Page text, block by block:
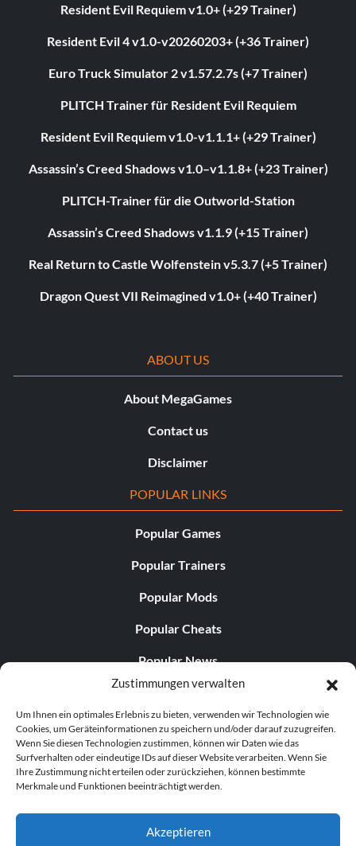
Zustimmungen verwalten
Um Ihnen ein optimales Erlebnis zu bieten, verwenden wir Technologien wie
Cookies, um Geräteinformationen zu speichern und/oder darauf zuzugreifen.
Wenn Sie diesen Technologien zustimmen, können wir Daten wie das
Surfverhalten oder eindeutige IDs auf dieser Website verarbeiten. Wenn Sie
Ihre Zustimmung nicht erteilen oder zurückziehen, können bestimmte
Merkmale und Funktionen beeinträchtigt werden.
Akzeptieren
Resident Evil Requiem v1.0+ (+29 Trainer)
Resident Evil 4 v1.0-v20260203+ (+36 Trainer)
Euro Truck Simulator 2 v1.57.2.7s (+7 Trainer)
PLITCH Trainer für Resident Evil Requiem
Resident Evil Requiem v1.0-v1.1.1+ (+29 Trainer)
Assassin’s Creed Shadows v1.0–v1.1.8+ (+23 Trainer)
PLITCH-Trainer für die Outworld-Station
Assassin’s Creed Shadows v1.1.9 (+15 Trainer)
Real Return to Castle Wolfenstein v5.3.7 (+5 Trainer)
Dragon Quest VII Reimagined v1.0+ (+40 Trainer)
ABOUT US
About MegaGames
Contact us
Disclaimer
POPULAR LINKS
Popular Games
Popular Trainers
Popular Mods
Popular Cheats
Popular News
Popular Editorials
Popular Free Games
LATEST UPDATES